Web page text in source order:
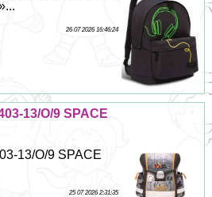
26 07 2026 16:46:24
13/O/9 SPACE
13/O/9 SPACE
25 07 2026 2:31:35